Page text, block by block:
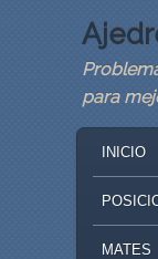
para
SKIP
SKIP
INICIO
MATES